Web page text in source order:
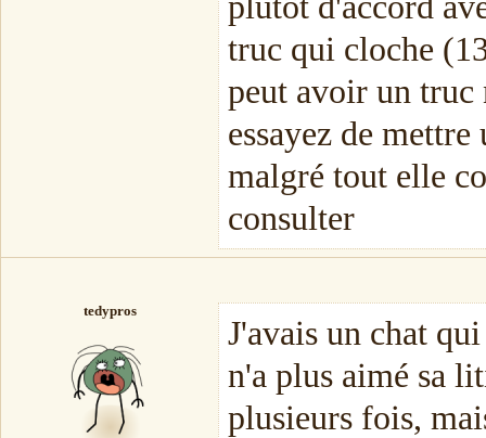
truc qui cloche
peut avoir un
essayez de
malgré tout elle
consulter
tedypros
J'avais un chat
n'a plus aimé sa
plusieurs fois,